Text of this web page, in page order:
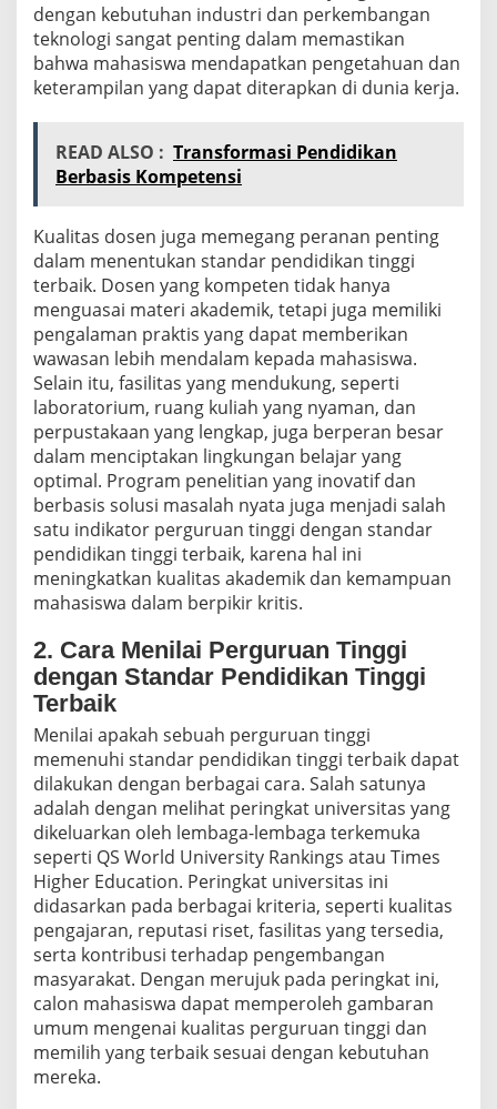
dengan kebutuhan industri dan perkembangan
teknologi sangat penting dalam memastikan
bahwa mahasiswa mendapatkan pengetahuan dan
keterampilan yang dapat diterapkan di dunia kerja.
READ ALSO : Transformasi Pendidikan
Berbasis Kompetensi
Kualitas dosen juga memegang peranan penting
dalam menentukan standar pendidikan tinggi
terbaik. Dosen yang kompeten tidak hanya
menguasai materi akademik, tetapi juga memiliki
pengalaman praktis yang dapat memberikan
wawasan lebih mendalam kepada mahasiswa.
Selain itu, fasilitas yang mendukung, seperti
laboratorium, ruang kuliah yang nyaman, dan
perpustakaan yang lengkap, juga berperan besar
dalam menciptakan lingkungan belajar yang
optimal. Program penelitian yang inovatif dan
berbasis solusi masalah nyata juga menjadi salah
satu indikator perguruan tinggi dengan standar
pendidikan tinggi terbaik, karena hal ini
meningkatkan kualitas akademik dan kemampuan
mahasiswa dalam berpikir kritis.
2. Cara Menilai Perguruan Tinggi
dengan Standar Pendidikan Tinggi
Terbaik
Menilai apakah sebuah perguruan tinggi
memenuhi standar pendidikan tinggi terbaik dapat
dilakukan dengan berbagai cara. Salah satunya
adalah dengan melihat peringkat universitas yang
dikeluarkan oleh lembaga-lembaga terkemuka
seperti QS World University Rankings atau Times
Higher Education. Peringkat universitas ini
didasarkan pada berbagai kriteria, seperti kualitas
pengajaran, reputasi riset, fasilitas yang tersedia,
serta kontribusi terhadap pengembangan
masyarakat. Dengan merujuk pada peringkat ini,
calon mahasiswa dapat memperoleh gambaran
umum mengenai kualitas perguruan tinggi dan
memilih yang terbaik sesuai dengan kebutuhan
mereka.